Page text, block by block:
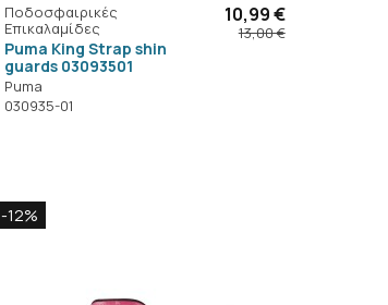
Ποδοσφαιρικές
Επικαλαμίδες
Puma King Strap shin
guards 03093501
Puma
030935-01
10,99 €
13,00 €
-12%